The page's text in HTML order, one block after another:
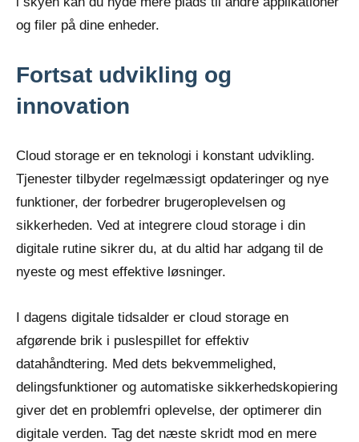
og filer på dine enheder.
Fortsat udvikling og
innovation
Cloud storage er en teknologi i konstant udvikling.
Tjenester tilbyder regelmæssigt opdateringer og nye
funktioner, der forbedrer brugeroplevelsen og
sikkerheden. Ved at integrere cloud storage i din
digitale rutine sikrer du, at du altid har adgang til de
nyeste og mest effektive løsninger.
I dagens digitale tidsalder er cloud storage en
afgørende brik i puslespillet for effektiv
datahåndtering. Med dets bekvemmelighed,
delingsfunktioner og automatiske sikkerhedskopiering
giver det en problemfri oplevelse, der optimerer din
digitale verden. Tag det næste skridt mod en mere